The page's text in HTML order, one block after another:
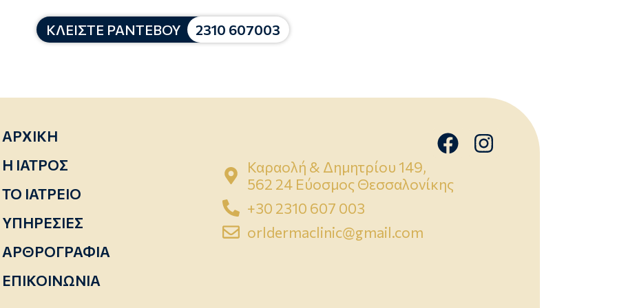
ΚΛΕΙΣΤΕ ΡΑΝΤΕΒΟΥ 2310 607003
ΑΡΧΙΚΗ
Η ΙΑΤΡΟΣ
ΤΟ ΙΑΤΡΕΙΟ
ΥΠΗΡΕΣΙΕΣ
ΑΡΘΡΟΓΡΑΦΙΑ
ΕΠΙΚΟΙΝΩΝΙΑ
Καραολή & Δημητρίου 149,
562 24 Εύοσμος Θεσσαλονίκης
+30 2310 607 003
orldermaclinic@gmail.com